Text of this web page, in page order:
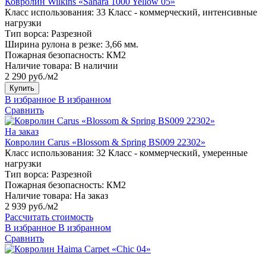
Класс использования: 33 Класс - коммерческий, интенсивные
нагрузки
Тип ворса: Разрезной
Ширина рулона в резке: 3,66 мм.
Пожарная безопасность: КМ2
Наличие товара: В наличии
2 290 руб./м2
Купить
В избранное В избранном
Сравнить
На заказ
Ковролин Carus «Blossom & Spring BS009 22302»
Класс использования: 32 Класс - коммерческий, умеренные
нагрузки
Тип ворса: Разрезной
Пожарная безопасность: КМ2
Наличие товара: На заказ
2 939 руб./м2
Рассчитать стоимость
В избранное В избранном
Сравнить